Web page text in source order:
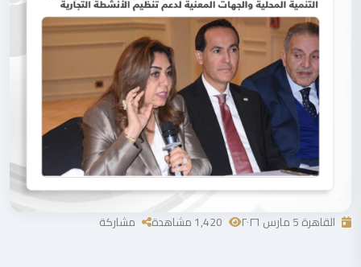
القاهرة 5 مارس ٢٠٢٦ 1,420 مشاهدة مشاركة